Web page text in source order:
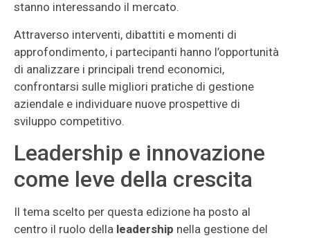
stanno interessando il mercato.
Attraverso interventi, dibattiti e momenti di
approfondimento, i partecipanti hanno l’opportunità
di analizzare i principali trend economici,
confrontarsi sulle migliori pratiche di gestione
aziendale e individuare nuove prospettive di
sviluppo competitivo.
Leadership e innovazione
come leve della crescita
Il tema scelto per questa edizione ha posto al
centro il ruolo della leadership nella gestione del